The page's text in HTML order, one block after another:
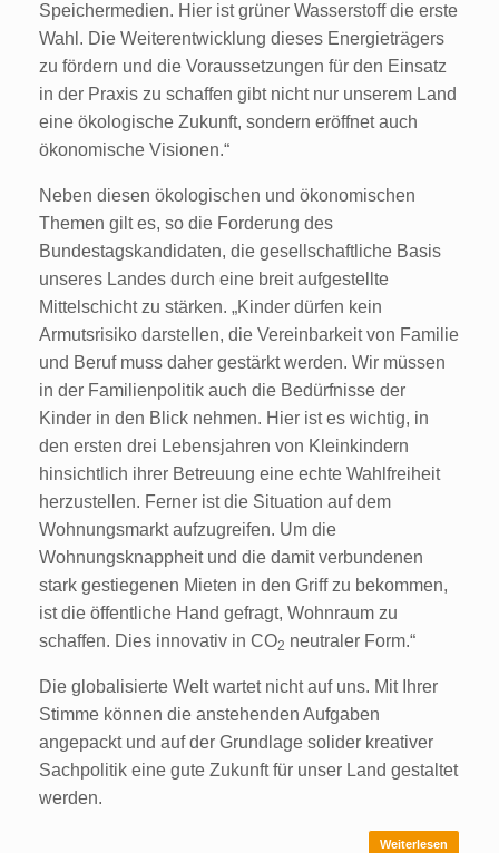
Speichermedien. Hier ist grüner Wasserstoff die erste
Wahl. Die Weiterentwicklung dieses Energieträgers
zu fördern und die Voraussetzungen für den Einsatz
in der Praxis zu schaffen gibt nicht nur unserem Land
eine ökologische Zukunft, sondern eröffnet auch
ökonomische Visionen.“
Neben diesen ökologischen und ökonomischen
Themen gilt es, so die Forderung des
Bundestagskandidaten, die gesellschaftliche Basis
unseres Landes durch eine breit aufgestellte
Mittelschicht zu stärken. „Kinder dürfen kein
Armutsrisiko darstellen, die Vereinbarkeit von Familie
und Beruf muss daher gestärkt werden. Wir müssen
in der Familienpolitik auch die Bedürfnisse der
Kinder in den Blick nehmen. Hier ist es wichtig, in
den ersten drei Lebensjahren von Kleinkindern
hinsichtlich ihrer Betreuung eine echte Wahlfreiheit
herzustellen. Ferner ist die Situation auf dem
Wohnungsmarkt aufzugreifen. Um die
Wohnungsknappheit und die damit verbundenen
stark gestiegenen Mieten in den Griff zu bekommen,
ist die öffentliche Hand gefragt, Wohnraum zu
schaffen. Dies innovativ in CO2 neutraler Form.“
Die globalisierte Welt wartet nicht auf uns. Mit Ihrer
Stimme können die anstehenden Aufgaben
angepackt und auf der Grundlage solider kreativer
Sachpolitik eine gute Zukunft für unser Land gestaltet
werden.
Weiterlesen